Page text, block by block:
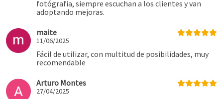
fotógrafia, siempre escuchan a los clientes y van
adoptando mejoras.
maite
11/06/2025
Fácil de utilizar, con multitud de posibilidades, muy
recomendable
Arturo Montes
27/04/2025